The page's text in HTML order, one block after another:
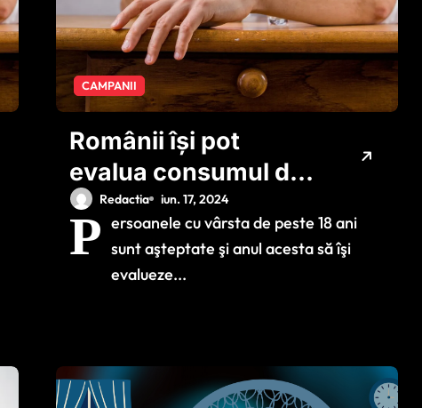
CAMPANII
Românii îşi pot
evalua consumul de
alcool în cadrul
campaniei
Săptămâna
Redactia iun. 17, 2024
P ersoanele cu vârsta de peste 18 ani
sunt aşteptate şi anul acesta să îşi
evalueze...